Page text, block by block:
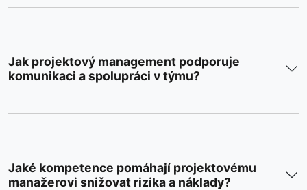
Jak projektový management podporuje
komunikaci a spolupráci v týmu?
Jaké kompetence pomáhají projektovému
manažerovi snižovat rizika a náklady?